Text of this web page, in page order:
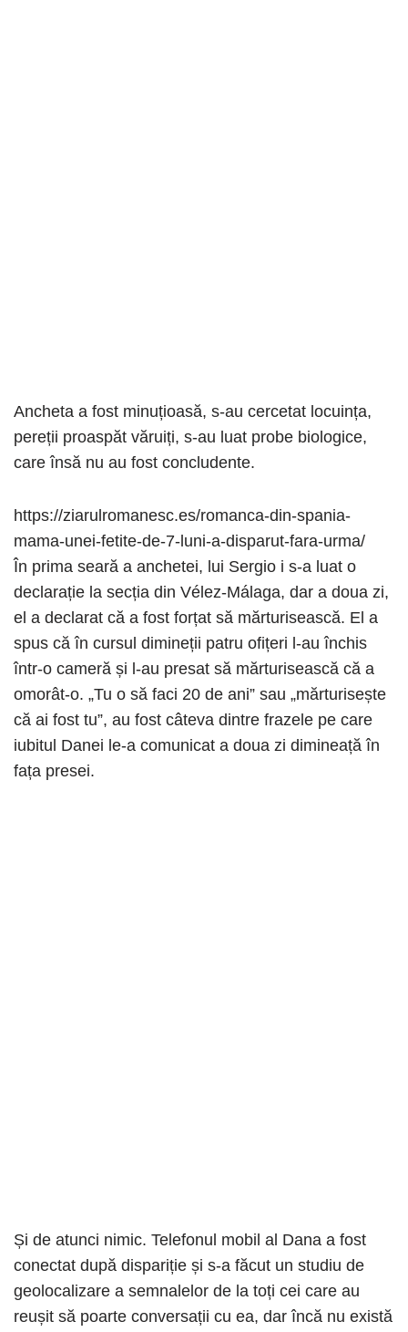
Ancheta a fost minuțioasă, s-au cercetat locuința,
pereții proaspăt văruiți, s-au luat probe biologice,
care însă nu au fost concludente.
https://ziarulromanesc.es/romanca-din-spania-
mama-unei-fetite-de-7-luni-a-disparut-fara-urma/
În prima seară a anchetei, lui Sergio i s-a luat o
declarație la secția din Vélez-Málaga, dar a doua zi,
el a declarat că a fost forțat să mărturisească. El a
spus că în cursul dimineții patru ofițeri l-au închis
într-o cameră și l-au presat să mărturisească că a
omorât-o. „Tu o să faci 20 de ani” sau „mărturisește
că ai fost tu”, au fost câteva dintre frazele pe care
iubitul Danei le-a comunicat a doua zi dimineață în
fața presei.
Și de atunci nimic. Telefonul mobil al Dana a fost
conectat după dispariție și s-a făcut un studiu de
geolocalizare a semnalelor de la toți cei care au
reușit să poarte conversații cu ea, dar încă nu există